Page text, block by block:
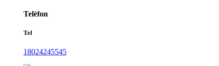
Telèfon
Tel
18024245545